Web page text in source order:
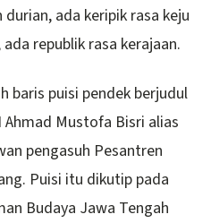
durian, ada keripik rasa keju
ada republik rasa kerajaan.
baris puisi pendek berjudul
Mustofa Bisri alias
pengasuh Pesantren
Puisi itu dikutip pada
Budaya Jawa Tengah